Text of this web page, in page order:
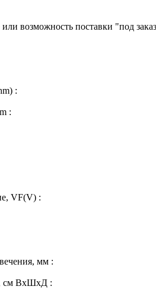
возможность поставки "под
:
:
VF(V) :
мм :
см ВхШхД :